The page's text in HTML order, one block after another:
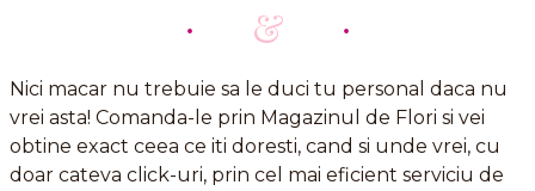
&
Nici macar nu trebuie sa le duci tu personal daca nu
vrei asta! Comanda-le prin Magazinul de Flori si vei
obtine exact ceea ce iti doresti, cand si unde vrei, cu
doar cateva click-uri, prin cel mai eficient serviciu de